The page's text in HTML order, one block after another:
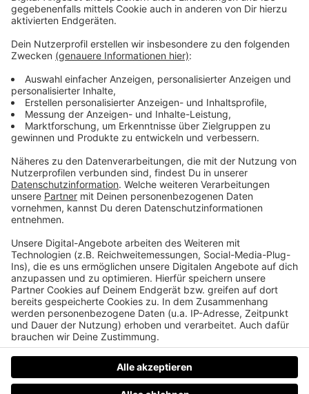
Kurt ist das Traunstein-Urgestein
Kurt Resch war 24 Jahre lang Hüttenwirt am
Traunsteinhaus in Gmunden. Voriges Jahr war seine
letzte Saison. Im Life Radio Podcast erinnert er sich,
wie er in der „technischen Steinzeit“ ohne Wasser
veränderte Verhalten der Bergsteiger, die den Berg
mehr als Sportgerät sehen und über das
Parkplatzthema beim Traunstein.
DatenschutzImpressumAGBsJobsKontakt Werben